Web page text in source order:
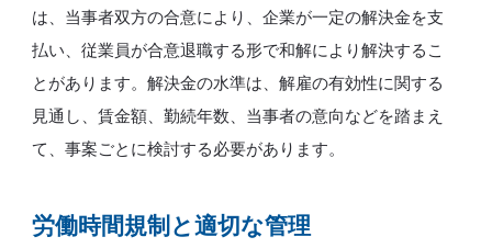
は、当事者双方の合意により、企業が一定の解決金を支
払い、従業員が合意退職する形で和解により解決するこ
とがあります。解決金の水準は、解雇の有効性に関する
見通し、賃金額、勤続年数、当事者の意向などを踏まえ
て、事案ごとに検討する必要があります。
労働時間規制と適切な管理